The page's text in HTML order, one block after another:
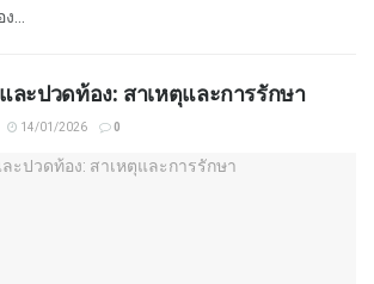
ะปวดท้อง: สาเหตุและการรักษา
14/01/2026 0